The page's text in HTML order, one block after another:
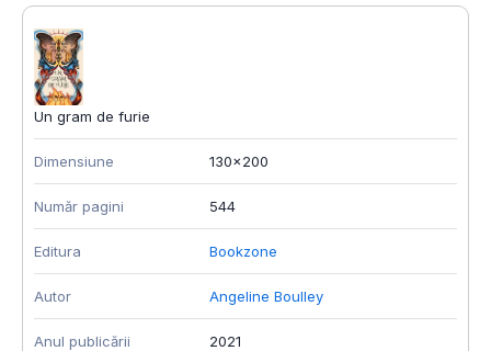
Un gram de furie
Dimensiune 130x200
Număr pagini 544
Editura Bookzone
Autor Angeline Boulley
Anul publicării 2021